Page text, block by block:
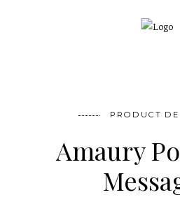
PRODUCT
Amaury